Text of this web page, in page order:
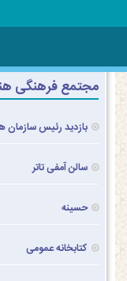
مجتمع فرهنگی
بازدید رئیس سازمان
سالن آمفی تاتر
حسینه
کتابخانه عمومی